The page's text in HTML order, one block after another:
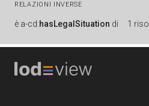
RELAZIONI INVERSE
è a-cd:hasLegalSituation di 1